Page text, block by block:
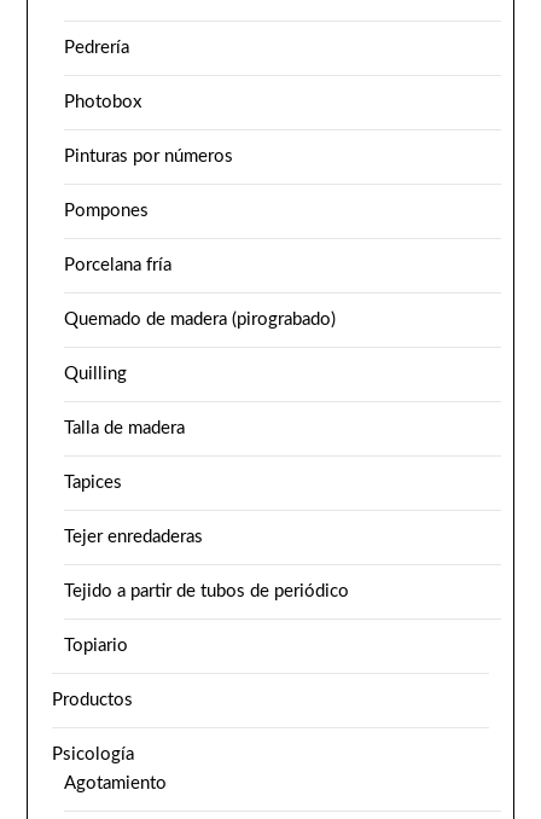
Pedrería
Photobox
Pinturas por números
Pompones
Porcelana fría
Quemado de madera (pirograbado)
Quilling
Talla de madera
Tapices
Tejer enredaderas
Tejido a partir de tubos de periódico
Topiario
Productos
Psicología
Agotamiento